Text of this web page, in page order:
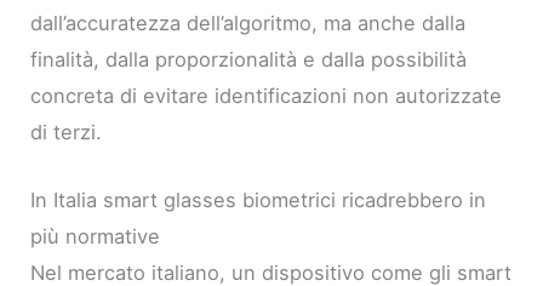
dall’accuratezza dell’algoritmo, ma anche dalla
finalità, dalla proporzionalità e dalla possibilità
concreta di evitare identificazioni non autorizzate
di terzi.
In Italia smart glasses biometrici ricadrebbero in
più normative
Nel mercato italiano, un dispositivo come gli smart